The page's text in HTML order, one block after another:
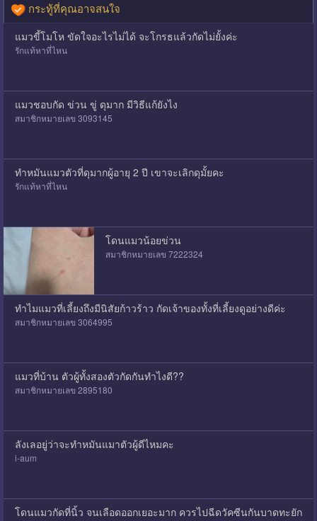
กระทู้ที่คุณอาจสนใจ
แมวขี้โมโห ขัดใจอะไรไม่ได้ จะโกรธแล้วกัดไม่ยั้งค่ะ
รักแท้หาที่ไหน
แมวชอบกัด ข่วน ขู่ ดุมาก มีวิธีแก้ยังไง
สมาชิกหมายเลข 3093145
ทำหมันแมวตัวที่ดุมากผู้อายุ 2 ปี เขาจะเลิกดุมั้ยคะ
รักแท้หาที่ไหน
โดนแมวน้อยข่วน
สมาชิกหมายเลข 7222324
ทำไมแมวที่เลี้ยงถึงมีนิสัยก้าวร้าว กัดเจ้าของทั้งที่เลี้ยงดูอย่างดีค่ะ
สมาชิกหมายเลข 3064995
แมวที่บ้าน ตัวผู้ทั้งสองตัวกัดกันทำไงดี??
สมาชิกหมายเลข 2895180
ลังเลอยู่ว่าจะทำหมันแมาตัวผู้ดีไหมคะ
i-aum
โดนแมวกัดที่นิ้ว จนเลือดออกเยอะมาก ควรไปฉีดวัคซีนกันบาดทะยัก